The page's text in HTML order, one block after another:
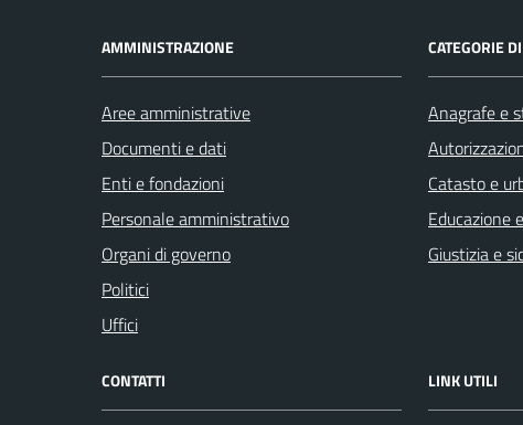
AMMINISTRAZIONE
Aree amministrative
Documenti e dati
Enti e fondazioni
Personale amministrativo
Organi di governo
Politici
Uffici
CATEGORIE
Anagrafe e
Catasto e
Educazione
Giustizia e
CONTATTI LINK UTILI